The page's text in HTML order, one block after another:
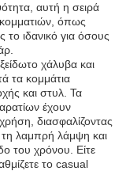
αυτή η σειρά
κομματιών, όπως
το ιδανικό για όσους
χάλυβα και
τα κομμάτια
και στυλ. Τα
έχουν
διασφαλίζοντας
λαμπρή λάμψη και
του χρόνου. Είτε
το casual